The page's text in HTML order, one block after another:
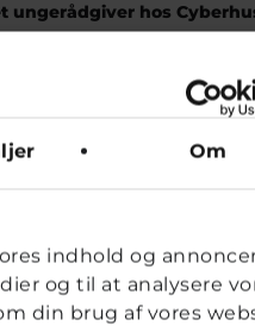
Om
indhold og
og til at analysere
din brug af vores
ungerådgiver hos